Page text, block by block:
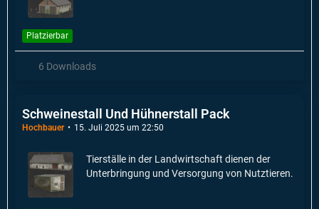
Platzierbar
6 Downloads
Schweinestall Und Hühnerstall Pack
Hochbauer 15. Juli 2025 um 22:50
Tierställe in der Landwirtschaft dienen der
Unterbringung und Versorgung von Nutztieren.